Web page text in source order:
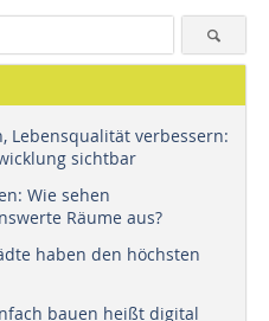
Lebensqualität verbessern:
sichtbar
Wie sehen
Räume aus?
haben den höchsten
bauen heißt digital